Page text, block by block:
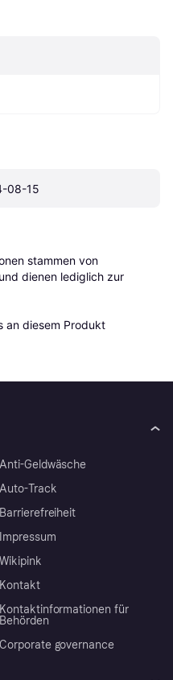
08-15
stammen von
dienen lediglich zur
an diesem Produkt
Anti-Geldwäsche
Auto-Track
Barrierefreiheit
Impressum
Wikipink
Kontakt
Kontaktinformationen für
Behörden
Corporate governance